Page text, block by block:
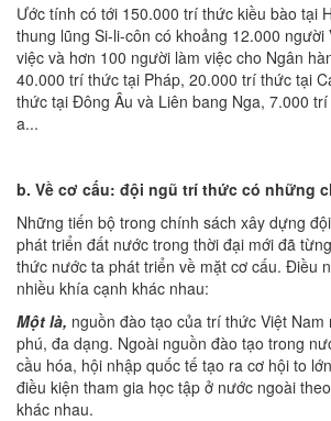
Ước tính có tới 150.000 trí thức kiều bào tại
thung lũng Si-li-côn có khoảng 12.000 người
việc và hơn 100 người làm việc cho Ngân
40.000 trí thức tại Pháp, 20.000 trí thức tại
thức tại Đông Âu và Liên bang Nga, 7.000
a...
b. Về cơ cấu: đội ngũ trí thức có những
Những tiến bộ trong chính sách xây dựng
phát triển đất nước trong thời đại mới đã
thức nước ta phát triển về mặt cơ cấu. Điều
nhiều khía cạnh khác nhau:
Một là, nguồn đào tạo của trí thức Việt Nam
phú, đa dạng. Ngoài nguồn đào tạo trong
cầu hóa, hội nhập quốc tế tạo ra cơ hội to
điều kiện tham gia học tập ở nước ngoài
khác nhau.